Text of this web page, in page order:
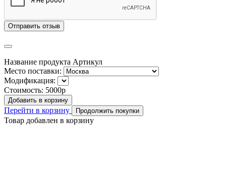
Отправить отзыв
Название продукта Артикул
Место поставки:
Модификация:
Стоимость: 5000р
Добавить в корзину
Перейти в корзину Продолжить покупки
Товар добавлен в корзину